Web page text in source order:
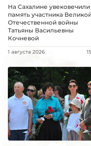
На Сахалине увековечили
память участника
Отечественной войны
Татьяны Васильевны
Кочневой
1 августа 2026